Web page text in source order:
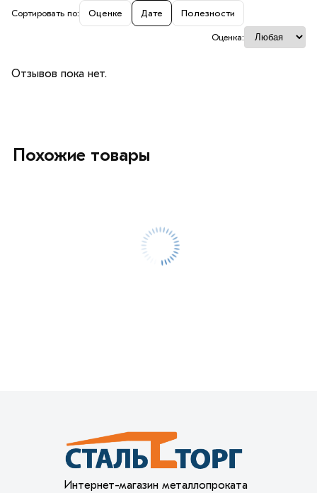
Сортировать по: Оценке Дате Полезности
Оценка:
Отзывов пока нет.
Похожие товары
Интернет-магазин металлопроката